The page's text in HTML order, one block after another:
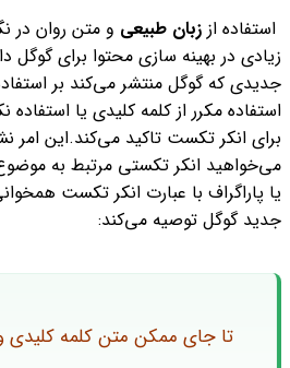
استفاده از زبان طبیعی و متن روان در
زیادی در بهینه سازی محتوا برای گوگل
جدیدی که گوگل منتشر می‌کند بر
استفاده مکرر از کلمه کلیدی یا استفاده
برای انکر تکست تاکید می‌کند.این امر
می‌خواهید انکر تکستی مرتبط به
یا پاراگراف با عبارت انکر تکست
جدید گوگل توصیه می‌کند:
تا جای ممکن متن کلمه کلیدی